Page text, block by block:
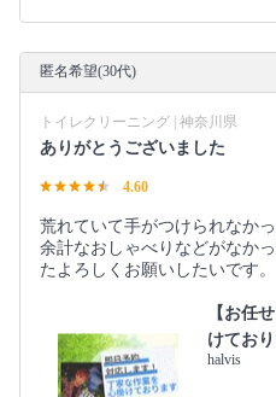
匿名希望(30代)
トイレクリーニング | 神奈川県
ありがとうございました
4.60
荒れていて手がつけられなか
余計なおしゃべりなどがなか
たよろしくお願いしたいです。
【お任
けており
halvis